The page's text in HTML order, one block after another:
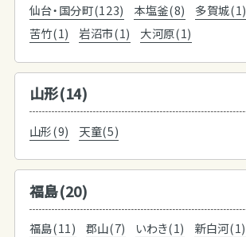
仙台・国分町(123) 本塩釜(8) 多賀城(1)
苦竹(1)
岩沼市(1) 大河原(1)
山形(14)
山形(9) 天童(5)
福島(20)
福島(11) 郡山(7) いわき(1) 新白河(1)